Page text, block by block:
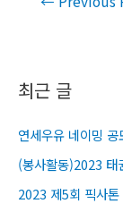
최근 글
연세우유 네이밍 공
(봉사활동)2023 태
2023 제5회 픽사톤